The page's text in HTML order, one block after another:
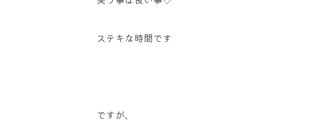
ステキな時間です
ですが、